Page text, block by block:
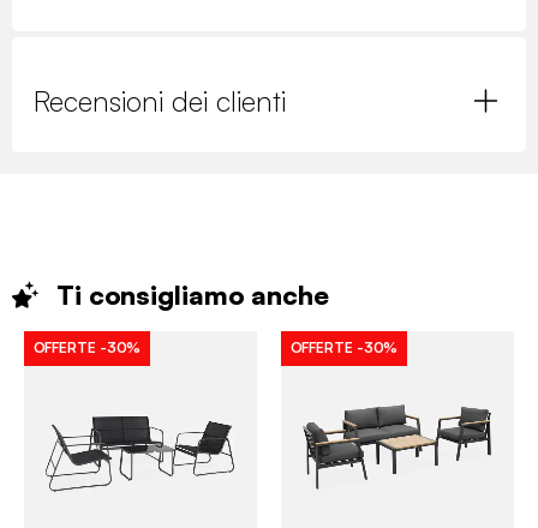
Recensioni dei clienti
Ti consigliamo anche
OFFERTE -30% OFFERTE -30%